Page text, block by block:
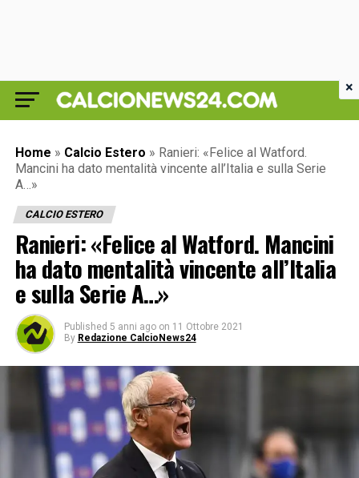
Home » Calcio Estero » Ranieri: «Felice al Watford.
Mancini ha dato mentalità vincente all’Italia e sulla Serie
A…»
CALCIO ESTERO
Ranieri: «Felice al Watford. Mancini
ha dato mentalità vincente all’Italia
e sulla Serie A…»
Published 5 anni ago on 11 Ottobre 2021
By Redazione CalcioNews24
×